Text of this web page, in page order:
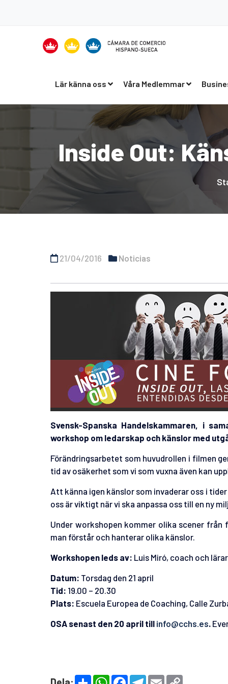
Lär känna oss Våra Medlemmar
Inside Out:
21/04/2016 Noticias
Svensk-Spanska Handelskammaren, i
workshop om ledarskap och känslor med
Förändringsarbetet som huvudrollen i filmen
tid av osäkerhet som vi som vuxna även kan
Att känna igen känslor som invaderar oss i
oss är viktigt när vi ska anpassa oss till en ny
Under workshopen kommer olika scener
man förstår och hanterar olika känslor.
Workshopen leds av: Luis Miró, coach och
Datum: Torsdag den 21 april
Tid: 19.00 – 20.30
Plats: Escuela Europea de Coaching, Calle
OSA senast den 20 april till info@cchs.es.
S
W
F
T
E